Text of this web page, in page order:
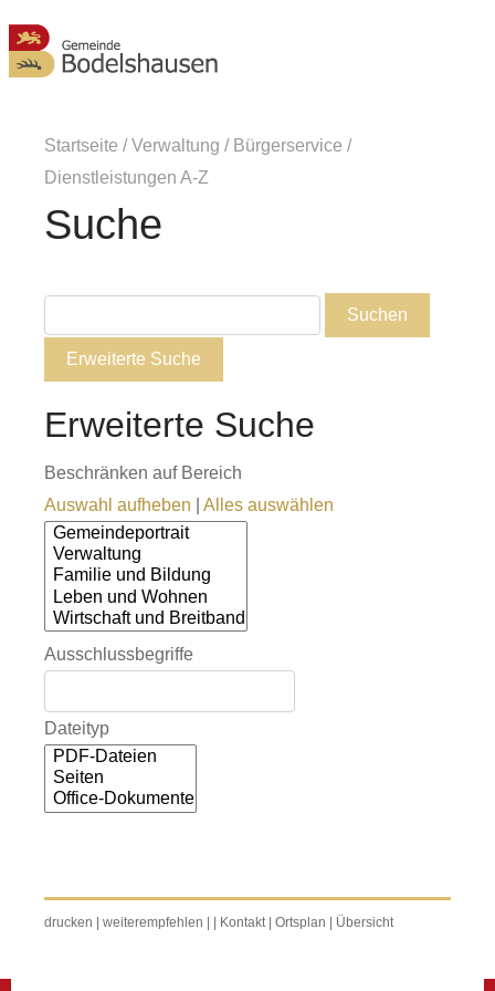
Startseite /Verwaltung / Bürgerservice /
Dienstleistungen A-Z
Suche
Suchen
Erweiterte Suche
Erweiterte Suche
Beschränken auf Bereich
Auswahl aufheben
Alles auswählen
Ausschlussbegriffe
Dateityp
drucken | weiterempfehlen | | Kontakt | Ortsplan | Übersicht